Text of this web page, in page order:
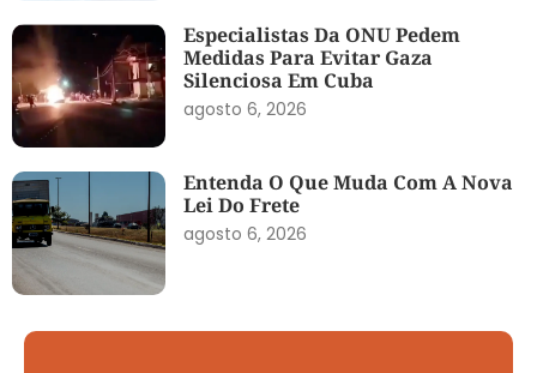
Especialistas Da ONU Pedem
Medidas Para Evitar Gaza
Silenciosa Em Cuba
agosto 6, 2026
Entenda O Que Muda Com A Nova
Lei Do Frete
agosto 6, 2026